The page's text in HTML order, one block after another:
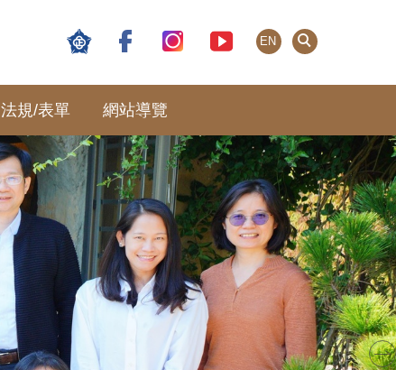
EN
法規/表單 網站導覽